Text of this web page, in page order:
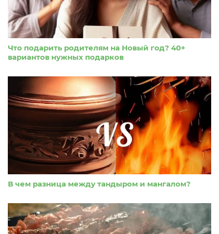
Что подарить родителям на Новый год? 40+
вариантов нужных подарков
В чем разница между тандыром и мангалом?